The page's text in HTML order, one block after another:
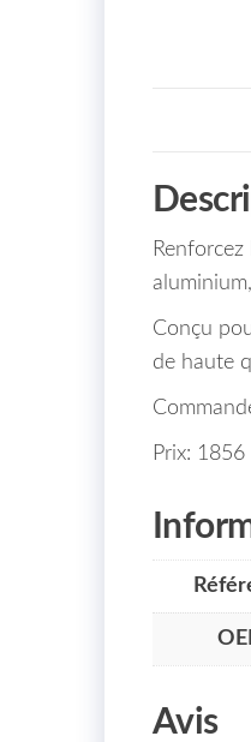
aluminium,
Conçu
de haute
Prix: 1856
Avis